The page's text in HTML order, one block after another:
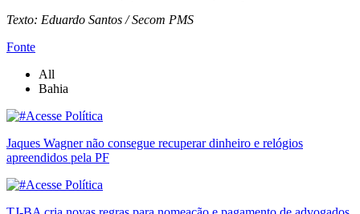
Texto: Eduardo Santos / Secom PMS
Fonte
All
Bahia
Jaques Wagner não consegue recuperar dinheiro e relógios
apreendidos pela PF